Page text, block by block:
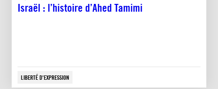
Israël : l’histoire d’Ahed Tamimi
LIBERTÉ D'EXPRESSION